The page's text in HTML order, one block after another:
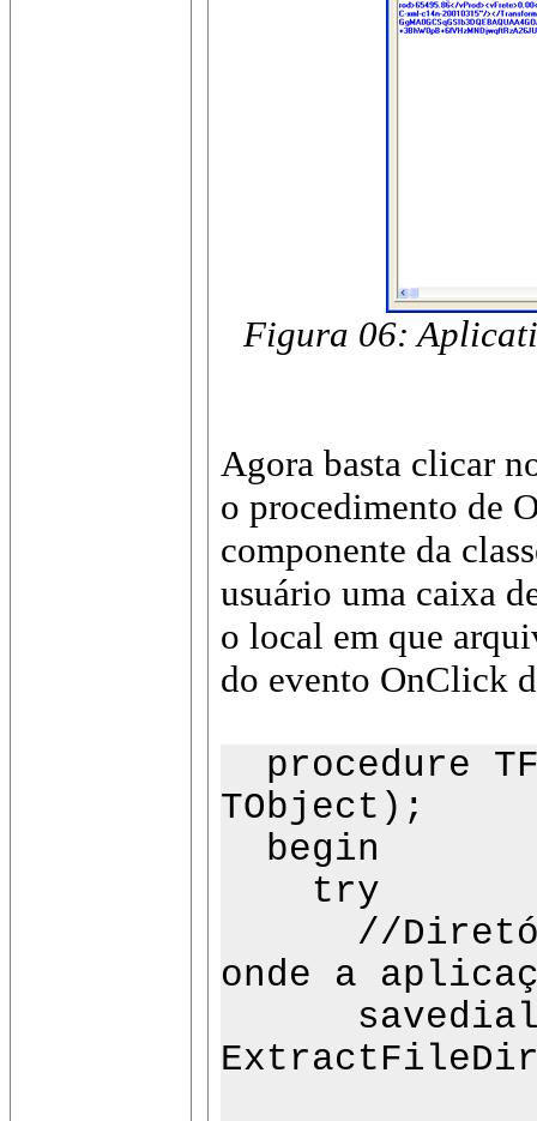
Figura 06:
Agora basta clicar
o procedimento de
componente da
usuário uma caixa
o local em que
do evento OnClick
procedure
TObject);
begin
try
//
onde a